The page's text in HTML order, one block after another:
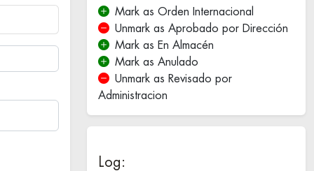
Mark as Orden Internacional
Unmark as Aprobado por Dirección
Mark as En Almacén
Mark as Anulado
Unmark as Revisado por
Administracion
Log: